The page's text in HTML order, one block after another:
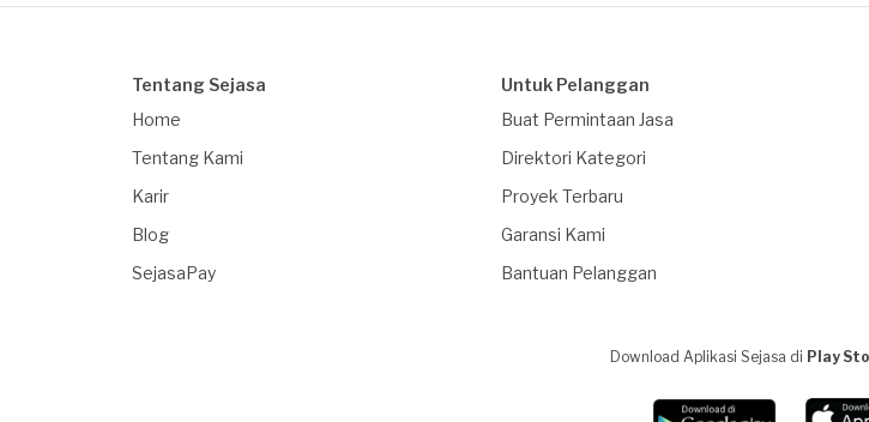
Tentang Sejasa
Home
Tentang Kami
Karir
Blog
SejasaPay
Untuk Pelanggan
Buat Permintaan Jasa
Direktori Kategori
Proyek Terbaru
Garansi Kami
Bantuan Pelanggan
Download Aplikasi Sejasa di Play